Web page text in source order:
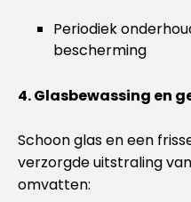
Periodiek
bescherming
4. Glasbewassing en
Schoon glas en een
verzorgde uitstraling
omvatten: